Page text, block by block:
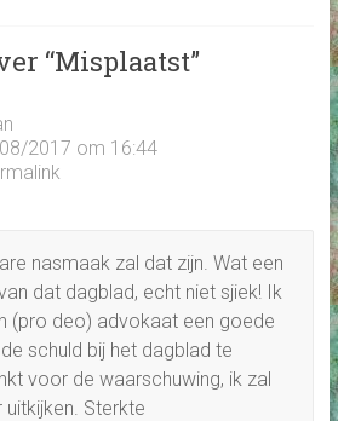
“Misplaatst”
2017 om 16:44
nasmaak zal dat zijn. Wat een
dat dagblad, echt niet sjiek! Ik
(pro deo) advokaat een goede
schuld bij het dagblad te
voor de waarschuwing, ik zal
Sterkte